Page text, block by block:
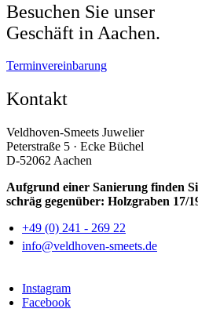
Besuchen Sie unser
Geschäft in Aachen.
Terminvereinbarung
Kontakt
Veldhoven-Smeets Juwelier
Peterstraße 5 · Ecke Büchel
D-52062 Aachen
Aufgrund einer Sanierung finden
schräg gegenüber: Holzgraben 17/
+49 (0) 241 - 269 22
info@veldhoven-smeets.de
Instagram
Facebook